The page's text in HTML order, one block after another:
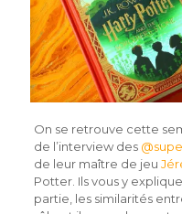
On se retrouve cette
de l’interview des
de leur maître de jeu
Potter. Ils vous y
partie, les similarités